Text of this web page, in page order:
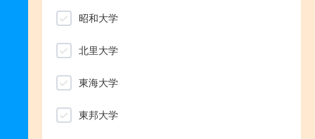
昭和大学
北里大学
東海大学
東邦大学